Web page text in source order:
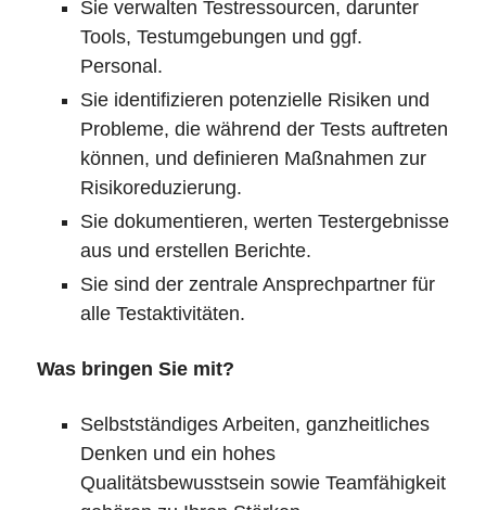
Sie verwalten Testressourcen, darunter
Tools, Testumgebungen und ggf.
Personal.
Sie identifizieren potenzielle Risiken und
Probleme, die während der Tests auftreten
können, und definieren Maßnahmen zur
Risikoreduzierung.
Sie dokumentieren, werten Testergebnisse
aus und erstellen Berichte.
Sie sind der zentrale Ansprechpartner für
alle Testaktivitäten.
Was bringen Sie mit?
Selbstständiges Arbeiten, ganzheitliches
Denken und ein hohes
Qualitätsbewusstsein sowie Teamfähigkeit